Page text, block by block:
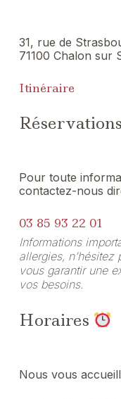
31, rue de
71100 Chalon sur
Itinéraire
Pour toute
contactez-nous
03 85 93 22 01
Informations
allergies,
vous garantir une
vos besoins.
Horaires
Nous vous